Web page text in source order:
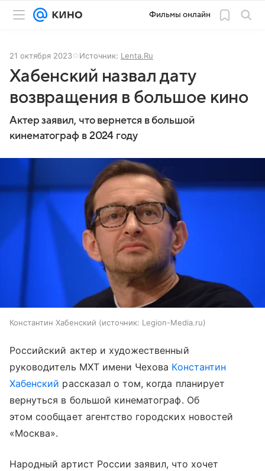
Фильмы онлайн
21 октября 2023 Источник: Lenta.Ru
Хабенский назвал дату
возвращения в большое кино
Актер заявил, что вернется в большой
кинематограф в 2024 году
Константин Хабенский источник: Legion-Media.ru
Российский актер и художественный
руководитель МХТ имени Чехова Константин
Хабенский рассказал о том, когда планирует
вернуться в большой кинематограф. Об
этом сообщает агентство городских новостей
«Москва».
Народный артист России заявил, что хочет